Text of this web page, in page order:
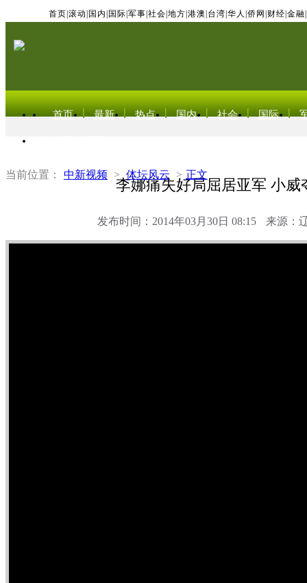
首页 滚动 国内 国际 军事 社会 地方 港澳 台湾 华人 侨网 财经 金融
首页 最新 热点 国内 社会 国际
当前位置： 中新视频 > 体坛风云 > 正文
李娜痛失好局屈居亚军 小威
发布时间：2014年03月30日 08:15 来源：